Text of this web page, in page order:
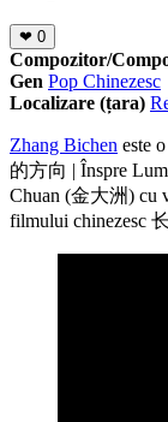
❤ 0
Compozitor/
Gen Pop Chinezesc
Localizare (țara)
Zhang Bichen este
的方向 | Înspre
Chuan (金大洲) cu
filmului chinezesc